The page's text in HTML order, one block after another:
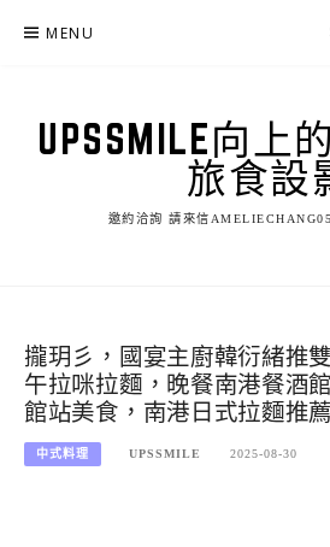
MENU
UPSSMILE向上
旅食設
邀約洽詢 請來信
攏玥彡，國宴主廚韓衍緒推
午拉咪拉麵，晚餐南港餐酒
館站美食，南港日式拉麵推薦
中式料理 UPSSMILE 2025-08-30